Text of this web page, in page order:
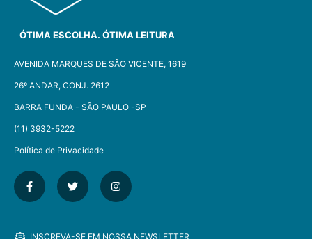
ÓTIMA ESCOLHA. ÓTIMA LEITURA
AVENIDA MARQUES DE SÃO VICENTE, 1619
26º ANDAR, CONJ. 2612
BARRA FUNDA - SÃO PAULO -SP​
(11) 3932-5222
Política de Privacidade
INSCREVA-SE EM NOSSA NEWSLETTER